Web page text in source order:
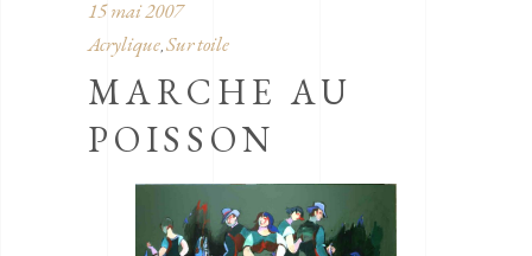
15 mai 2007
Acrylique, Sur toile
MARCHE AU
POISSON